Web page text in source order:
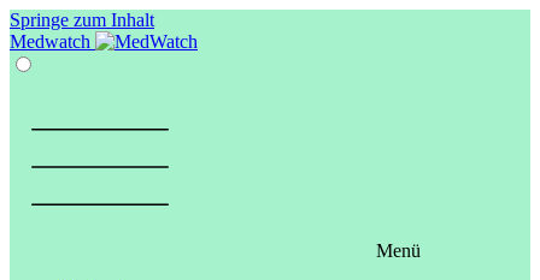
Springe zum Inhalt
Medwatch
Menü